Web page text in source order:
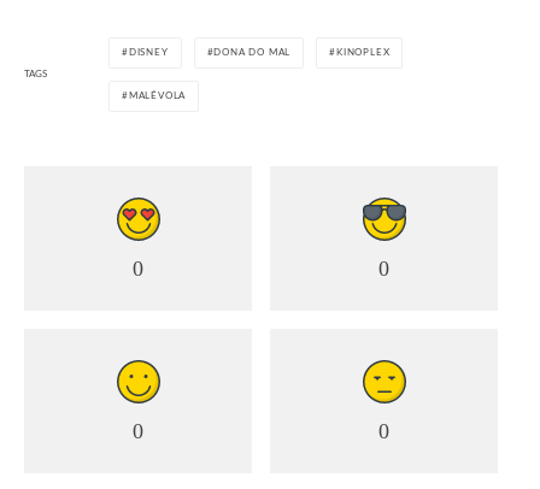
TAGS
DISNEY DONA DO MAL KINOPLEX
MALÉVOLA
0 0
0 0